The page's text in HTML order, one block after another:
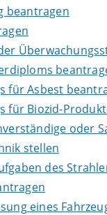
beantragen
für Asbest
für Biozid-
oder
stellen
des
eines